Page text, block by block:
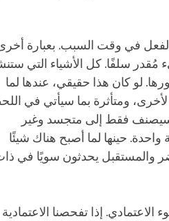
في وقت السبب. بعبارة
سلفًا. كل الأشياء التي
لو كان هذا حقيقي، عندها لما
ومتأثرة بما سيأتي في
فقط إلى متجسد وغير
حينها لما أصبح هناك شيئًا
والمستقبل يحدثون سويًا في
الاعتمادي. إذا تفحصنا الاعتمادية